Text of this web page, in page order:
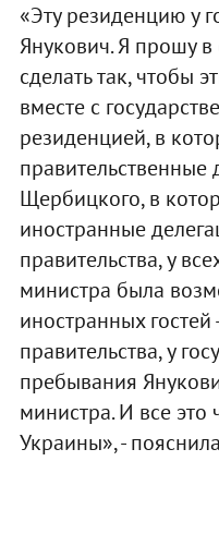
«Эту резиденцию у
Янукович. Я прошу в
сделать так, чтобы
вместе с
резиденцией, в
Щербицкого, в
иностранные
правительства, у
министра была
иностранных гостей
правительства, у
пребывания
министра. И все
Украины», -